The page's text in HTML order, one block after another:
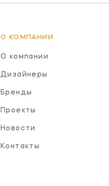
О КОМПАНИИ
О компании
Дизайнеры
Бренды
Проекты
Новости
Контакты